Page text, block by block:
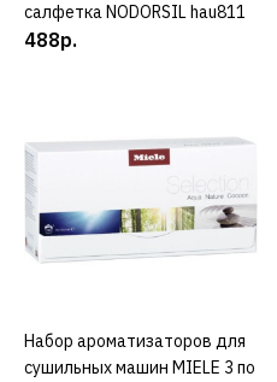
салфетка NODORSIL hau811
488р.
КУПИТЬ
Набор ароматизаторов для
сушильных машин MIELE 3 по